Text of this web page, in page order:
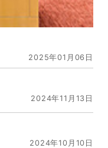
2025年01月06日
2024年11月13日
2024年10月10日